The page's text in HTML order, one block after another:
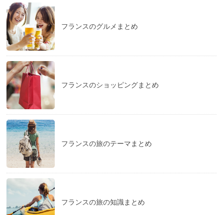
フランスのグルメまとめ
フランスのショッピングまとめ
フランスの旅のテーマまとめ
フランスの旅の知識まとめ